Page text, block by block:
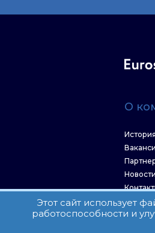
О
Новости
Этот сайт использует
работоспособности и